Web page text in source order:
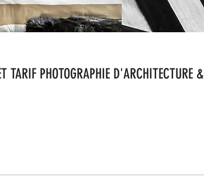
PRÉPARATION ET TARIF PHOTOGRAPHIE